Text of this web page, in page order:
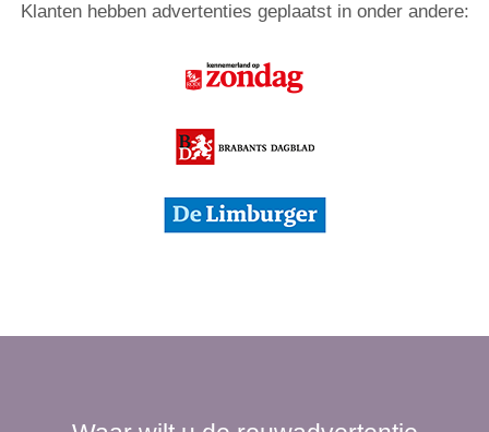
Klanten hebben advertenties geplaatst in onder andere: